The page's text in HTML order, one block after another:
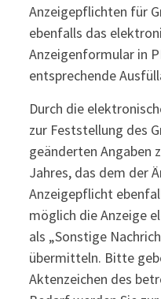
Anzeigepflichten für
ebenfalls das
Anzeigenformular in
entsprechende
Durch die
zur Feststellung des
geänderten Angaben
Jahres, das dem der
Anzeigepflicht
möglich die Anzeige
als „Sonstige
übermitteln. Bitte
Aktenzeichen des